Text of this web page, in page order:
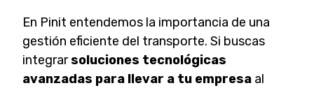
En Pinit entendemos la importancia de una
gestión eficiente del transporte. Si buscas
integrarsoluciones tecnológicas
avanzadas para llevar a tu empresa al